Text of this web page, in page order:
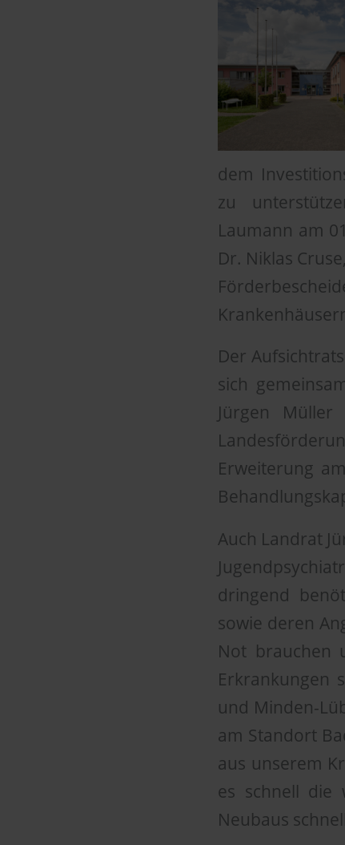
dem
zu
Laumann am
Dr. Niklas
Der
sich
Jürgen
Erweiterung
Auch Landrat
dringend
sowie deren
Not brauchen
Erkrankungen
und Minden-
am Standort
aus unserem
es schnell die
Neubaus